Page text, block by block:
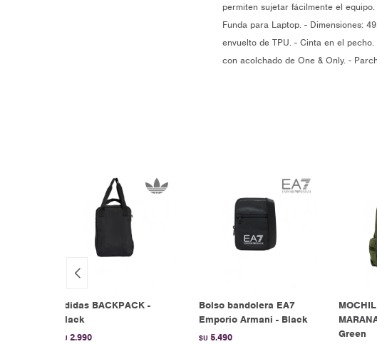
permiten sujetar fácilmente el
Funda para Laptop. - Dimensiones:
envuelto de TPU. - Cinta en el
con acolchado de One & Only. -
adidas BACKPACK -
Black
$U 2.990
Bolso bandolera EA7
Emporio Armani - Black
$U 5.490
Green